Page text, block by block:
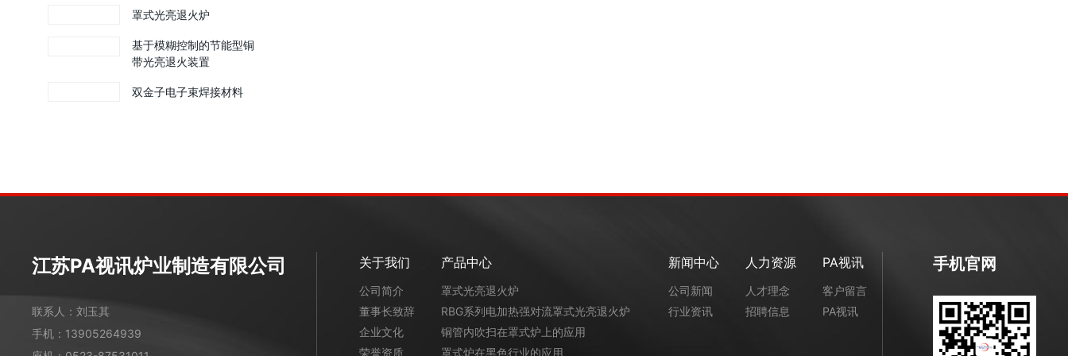
罩式光亮退火炉
基于模糊控制的节能型铜
带光亮退火装置
双金子电子束焊接材料
江苏PA视讯炉业制造有限公司
联系人：刘玉其
手机： 13905264939
关于我们
公司简介
董事长致辞
企业文化
荣誉资质
产品中心
罩式光亮退火炉
RBG系列电加热强对流罩式光亮退火炉
铜管内吹扫在罩式炉上的应用
罩式炉在黑色行业的应用
新闻中心
公司新闻
行业资讯
人力资源
人才理念
招聘信息
PA视讯
客户留言
PA视讯
手机官网